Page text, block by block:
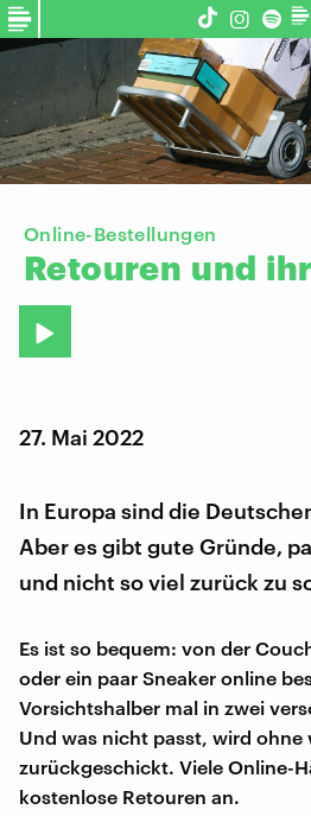
Online-Bestellungen
Retouren und
27. Mai 2022
In Europa sind die
Aber es gibt gute Gründe,
und nicht so viel zurück zu
Es ist so bequem: von der
oder ein paar Sneaker online
Vorsichtshalber mal in zwei
Und was nicht passt, wird ohne
zurückgeschickt. Viele Online-
kostenlose Retouren an.